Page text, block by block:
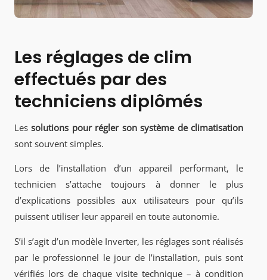
Les réglages de clim
effectués par des
techniciens diplômés
Lessolutions pour régler son système de climatisation
sont souvent simples.
Lors de l’installation d’un appareil performant, le
technicien s’attache toujours à donner le plus
d’explications possibles aux utilisateurs pour qu’ils
puissent utiliser leur appareil en toute autonomie.
S’il s’agit d’un modèle Inverter, les réglages sont réalisés
par le professionnel le jour de l’installation, puis sont
vérifiés lors de chaque visite technique – à condition